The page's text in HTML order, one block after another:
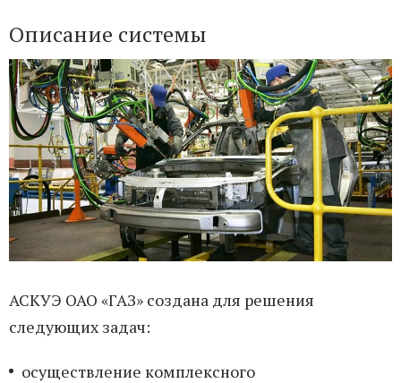
Описание системы
АСКУЭ ОАО «ГАЗ» создана для решения
следующих задач:
осуществление комплексного